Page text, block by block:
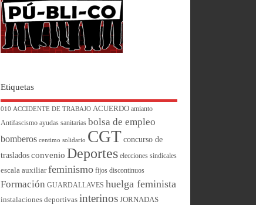
Etiquetas
010 ACCIDENTE DE TRABAJO ACUERDO amianto
Antifascismo ayudas sanitarias bolsa de empleo
bomberos centimo solidario CGT concurso de
traslados convenio Deportes elecciones sindicales
escala auxiliar feminismo fijos discontinuos
Formación GUARDALLAVES huelga feminista
instalaciones deportivas interinos JORNADAS